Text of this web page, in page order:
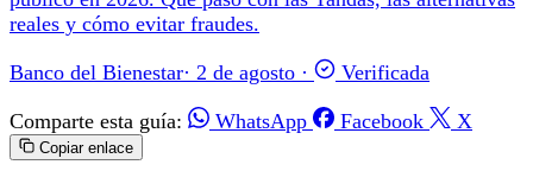
reales y cómo evitar fraudes.
Banco del Bienestar· 2 de agosto · Verificada
Comparte esta guía: WhatsApp Facebook X
Copiar enlace